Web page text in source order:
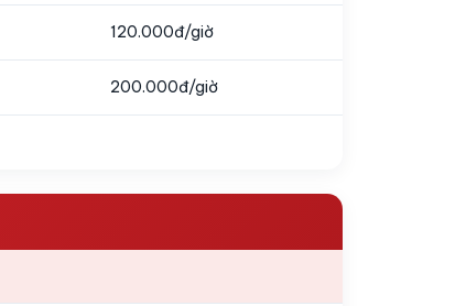
120.000đ/giờ
200.000đ/giờ